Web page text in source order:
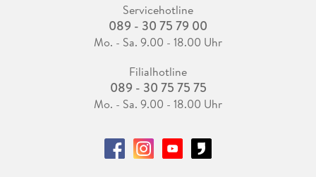
Servicehotline
089 - 30 75 79 00
Mo. - Sa. 9.00 - 18.00 Uhr
Filialhotline
089 - 30 75 75 75
Mo. - Sa. 9.00 - 18.00 Uhr